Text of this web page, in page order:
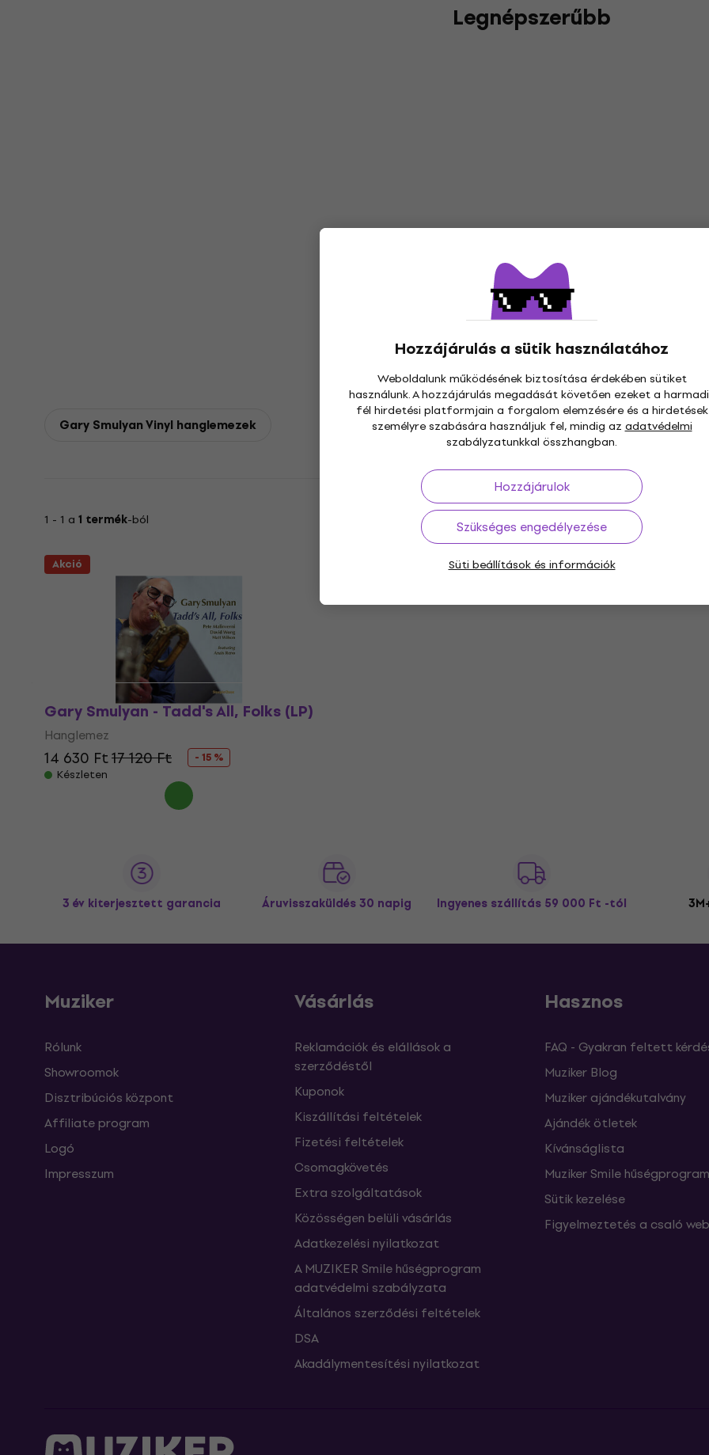
Hozzájárulás a sütik használatához
Weboldalunk működésének biztosítása érdekében sütiket
használunk. A hozzájárulás megadását követően ezeket a
fél hirdetési platformjain a forgalom elemzésére és a hirdetések
személyre szabására használjuk fel, mindig az adatvédelmi
szabályzatunkkal összhangban.
Hozzájárulok
Szükséges engedélyezése
Süti beállítások és információk
Legnépszerűbb
Gary Smulyan Vinyl hanglemezek
1 - 1 a 1 termék-ból
Akció
Gary Smulyan - Tadd's All, Folks (LP)
Hanglemez
14 630 Ft17 120 Ft
- 15 %
Készleten
3 év kiterjesztett garancia Áruvisszaküldés 30 napig Ingyenes szállítás 59 000 Ft -tól
Muziker
Rólunk
Showroomok
Disztribúciós központ
Affiliate program
Logó
Impresszum
Vásárlás
Reklamációk és elállások a
szerződéstől
Kuponok
Kiszállítási feltételek
Fizetési feltételek
Csomagkövetés
Extra szolgáltatások
Közösségen belüli vásárlás
Adatkezelési nyilatkozat
A MUZIKER Smile hűségprogram
adatvédelmi szabályzata
Általános szerződési feltételek
DSA
Akadálymentesítési nyilatkozat
Hasznos
FAQ - Gyakran feltett
Muziker Blog
Muziker ajándékutalvány
Ajándék ötletek
Kívánságlista
Muziker Smile hűségprogram
Sütik kezelése
Figyelmeztetés a csaló